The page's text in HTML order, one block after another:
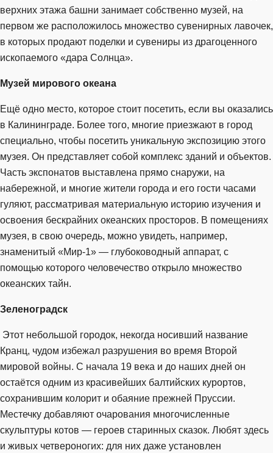
верхних этажа башни занимает собственно музей, на
первом же расположилось множество сувенирных лавочек,
в которых продают поделки и сувениры из драгоценного
ископаемого «дара Солнца».
Музей мирового океана
Ещё одно место, которое стоит посетить, если вы оказались
в Калининграде. Более того, многие приезжают в город
специально, чтобы посетить уникальную экспозицию этого
музея. Он представляет собой комплекс зданий и объектов.
Часть экспонатов выставлена прямо снаружи, на
набережной, и многие жители города и его гости часами
гуляют, рассматривая материальную историю изучения и
освоения бескрайних океанских просторов. В помещениях
музея, в свою очередь, можно увидеть, например,
знаменитый «Мир-1» — глубоководный аппарат, с
помощью которого человечество открыло множество
океанских тайн.
Зеленоградск
Этот небольшой городок, некогда носивший название
Кранц, чудом избежал разрушения во время Второй
мировой войны. С начала 19 века и до наших дней он
остаётся одним из красивейших балтийских курортов,
сохранившим колорит и обаяние прежней Пруссии.
Местечку добавляют очарования многочисленные
скульптуры котов — героев старинных сказок. Любят здесь
и живых четвероногих: для них даже установлен